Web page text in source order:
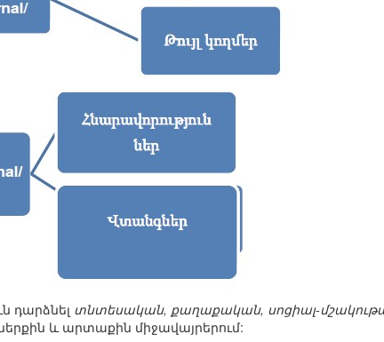
դարձնել տնտեսական, քաղաքական, սոցիալ-
և արտաքին միջավայրերում: